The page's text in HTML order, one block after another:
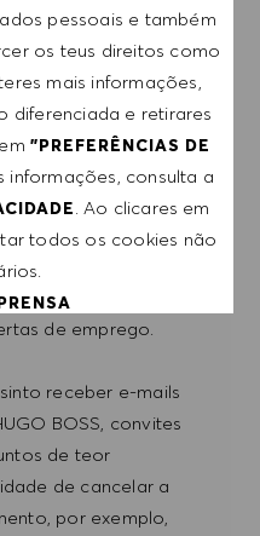
pessoais e também
os teus direitos como
mais informações,
diferenciada e retirares
"PREFERÊNCIAS DE
informações, consulta a
. Ao clicares em
todos os cookies não
DE COOKIES
TODOS
AGORA
DE EMPREGOS
de emprego.
receber e-mails
BOSS, convites
de teor
de cancelar a
por exemplo,